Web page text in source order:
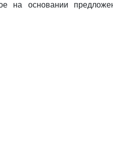
на основании